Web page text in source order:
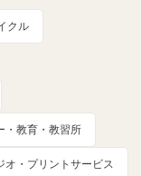
クル
・教育・教習所
オ・プリントサービス